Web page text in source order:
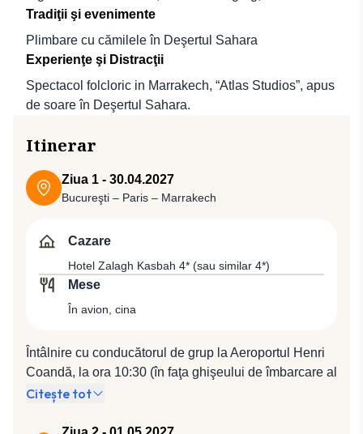
Tradiţii şi evenimente
Plimbare cu cămilele în Deşertul Sahara
Experienţe şi Distracţii
Spectacol folcloric in Marrakech, “Atlas Studios”, apus
de soare în Deşertul Sahara.
Itinerar
Ziua 1 - 30.04.2027
Bucureşti – Paris – Marrakech
Cazare
Hotel Zalagh Kasbah 4* (sau similar 4*)
Mese
În avion, cina
Întâlnire cu conducătorul de grup la Aeroportul Henri
Coandă, la ora 10:30 (în faţa ghişeului de îmbarcare al
companiei Air France). Plecare spre Paris cu
unde se va pleca cu zborul AF 1776 (20:55 / 23:15)
Citește tot